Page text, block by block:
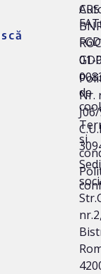
01-
Nr.
de
și